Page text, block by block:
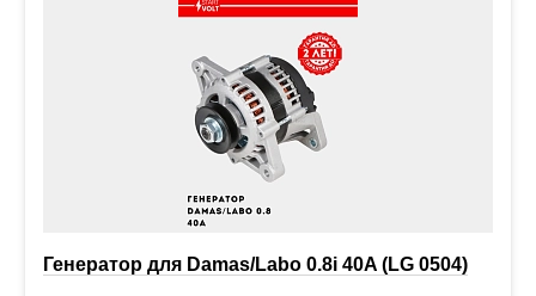
Генератор для Damas/Labo 0.8i 40A (LG 0504)